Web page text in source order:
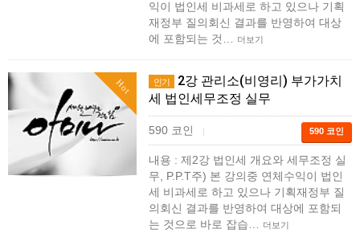
익이 법인세 비과세로 하고 있으나 기획
재정부 질의회신 결과를 반영하여 대상
에 포함되는 것…
더보기
Hot 인기
2강 관리소(비영리) 부가가치
세 법인세무조정 실무
590 코인 | 590 코인
내용 : 제2강 법인세 개요와 세무조정 실
무, P.P.T주) 본 강의중 연체수익이 법인
세 비과세로 하고 있으나 기획재정부 질
의회신 결과를 반영하여 대상에 포함되
는 것으로 바로 잡습…
더보기